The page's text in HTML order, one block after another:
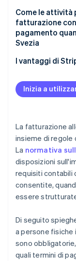
Come le attività
fatturazione
pagamento
Svezia
I vantaggi di
Inizia a
La fatturazione
insieme di regole
La normativa
disposizioni
requisiti contabili
consentite,
essere
Di seguito
a persone fisiche
sono
quali termini di